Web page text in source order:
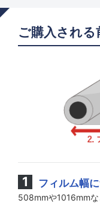
ご購入され
フィルム幅
508mmや1016mmな